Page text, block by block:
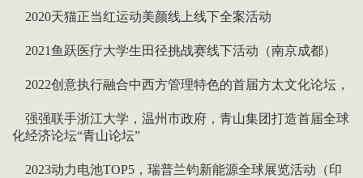
2020天猫正当红运动美颜线上线下全案活动
2021鱼跃医疗大学生田径挑战赛线下活动（南京成都）
2022创意执行融合中西方管理特色的首届方太文化论坛，
强强联手浙江大学，温州市政府，青山集团打造首届全球
化经济论坛“青山论坛”
2023动力电池TOP5，瑞普兰钧新能源全球展览活动（印